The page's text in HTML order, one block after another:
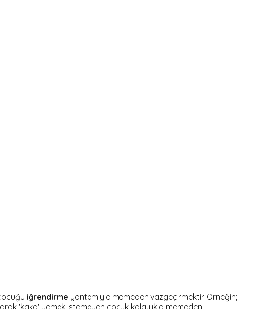
iğrendirme yöntemiyle memeden vazgeçirmektir. Örneğin;
'kaka' yemek istemeyen çocuk kolaylıkla memeden